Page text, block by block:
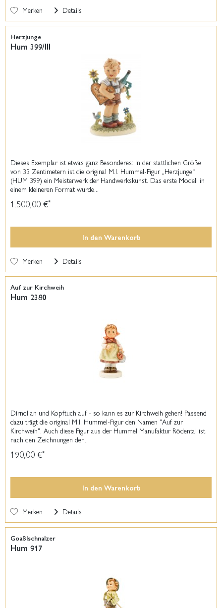
Merken Details
Herzjunge
Hum 399/III
Dieses Exemplar ist etwas ganz Besonderes: In der stattlichen Größe
von 33 Zentimetern ist die original M.I. Hummel-Figur „Herzjunge“
(HUM 399) ein Meisterwerk der Handwerkskunst. Das erste Modell in
einem kleineren Format wurde...
1.500,00 €*
In den Warenkorb
Merken Details
Auf zur Kirchweih
Hum 2380
Dirndl an und Kopftuch auf - so kann es zur Kirchweih gehen! Passend
dazu trägt die original M.I. Hummel-Figur den Namen "Auf zur
Kirchweih". Auch diese Figur aus der Hummel Manufaktur Rödental ist
nach den Zeichnungen der...
190,00 €*
In den Warenkorb
Merken Details
Goaßlschnalzer
Hum 917